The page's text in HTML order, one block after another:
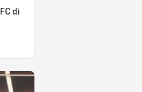
di